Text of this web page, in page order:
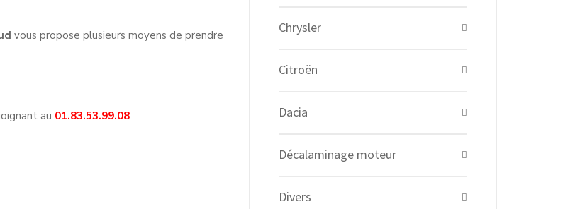
vous propose plusieurs moyens de prendre
au 01.83.53.99.08
Chrysler
Citroën
Dacia
Décalaminage moteur
Divers